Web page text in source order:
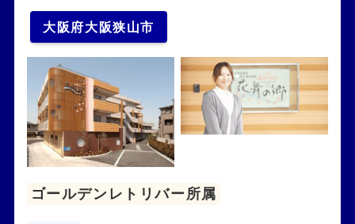
大阪府大阪狭山市
ゴールデンレトリバー所属